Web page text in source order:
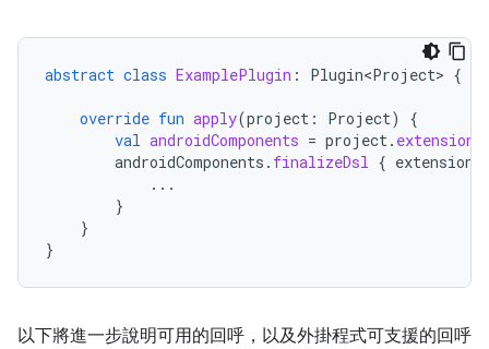
abstract class ExamplePlugin : Plugin<Project> {
override fun apply(project : Project)
{
val androidComponents = project. extensions
androidComponents . finalizeDsl { extension
...
}
}
}
以下將進一步說明可用的回呼，以及外掛程式可支援的回呼